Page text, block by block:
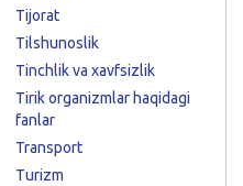
Tijorat
Tilshunoslik
Tinchlik va xavfsizlik
Tirik organizmlar haqidagi
fanlar
Transport
Turizm